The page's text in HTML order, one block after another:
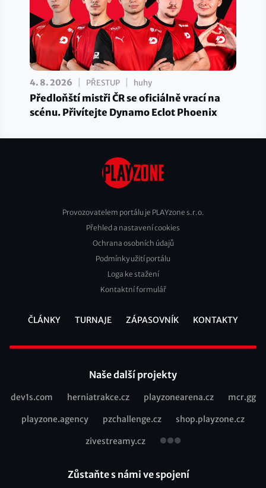
4. 8. 2026 PŘESTUP huhy
Předloňští mistři ČR se oficiálně vrací na
scénu. Přivítejte Dynamo Eclot Phoenix
Footer
Provozovatelem portálu je PLAYzone s.r.o.
Přehled a nastavení cookies
Ochrana osobních údajů
Podmínky užití portálu
Loga ke stažení
Kontaktní formulář
ČLÁNKY TURNAJE ZÁPASOVNÍK KONTAKTY
Naše další projekty
Recommended
dev1s.com herniatrakce.cz playzonearena.cz mcr.gg
playzone.agency pzchallenge.cz shop.playzone.cz
zivestreamy.cz
Zůstaňte s námi ve spojení